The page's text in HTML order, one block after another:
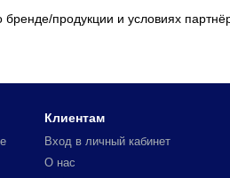
продукции и условиях
Клиентам
Вход в личный кабинет
О нас